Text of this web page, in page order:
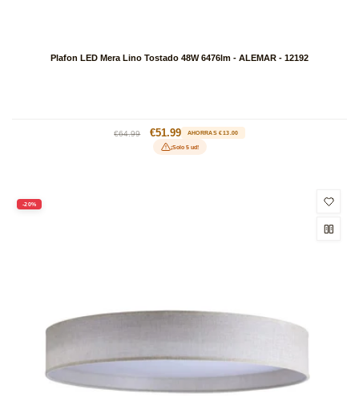
Plafon LED Mera Lino Tostado 48W 6476lm - ALEMAR - 12192
Precio
habitual
€64.99
Precio
de
oferta
€51.99 AHORRAS €13.00
¡Solo 5 ud!
-20%